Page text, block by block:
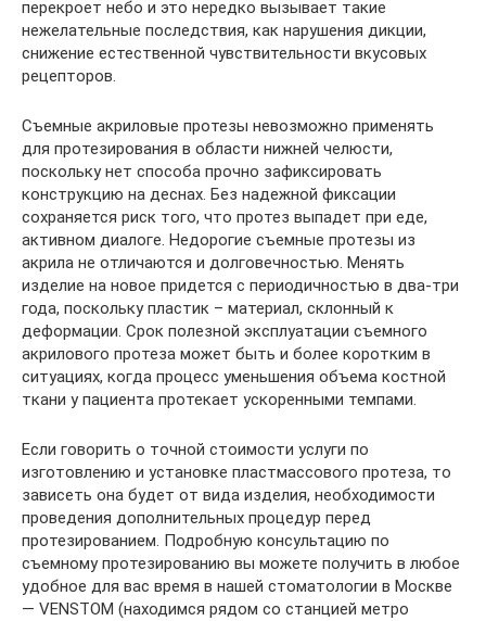
перекроет небо и это нередко вызывает такие
нежелательные последствия, как нарушения дикции,
снижение естественной чувствительности вкусовых
рецепторов.
Съемные акриловые протезы невозможно применять
для протезирования в области нижней челюсти,
поскольку нет способа прочно зафиксировать
конструкцию на деснах. Без надежной фиксации
сохраняется риск того, что протез выпадет при еде,
активном диалоге. Недорогие съемные протезы из
акрила не отличаются и долговечностью. Менять
изделие на новое придется с периодичностью в два-три
года, поскольку пластик – материал, склонный к
деформации. Срок полезной эксплуатации съемного
акрилового протеза может быть и более коротким в
ситуациях, когда процесс уменьшения объема костной
ткани у пациента протекает ускоренными темпами.
Если говорить о точной стоимости услуги по
изготовлению и установке пластмассового протеза, то
зависеть она будет от вида изделия, необходимости
проведения дополнительных процедур перед
протезированием. Подробную консультацию по
съемному протезированию вы можете получить в любое
удобное для вас время в нашей стоматологии в Москве
— VENSTOM (находимся рядом со станцией метро